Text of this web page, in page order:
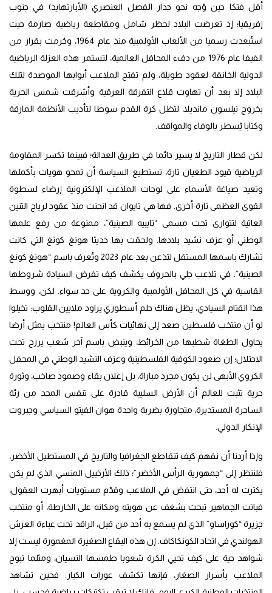
أقل فتكا حين وُجه نحو جدار الفصل العنصري (الأبارتهايد) في جنوب
إفريقيا؛ إذ تعرضت البلاد لحظر شامل ومقاطعة رياضية صارمة حيث
استُبعدت رسميا من الألعاب الأولمبية منذ عام 1964، وحُرمت بقرار من
الفيفا عام 1976 من دفء المحافل العالمية، لتستمر هذه العزلة الرياضية
الدولية الخانقة لعقود طويلة، ولم تفتح الملاعب أبوابها الموصدة لتلك
البلاد إلا بعد أن تهاوت قلاع التفرقة العرقية وأشرقت شمس الحرية
بخروج نيلسون مانديلا، لتظل كرة القدم سوطا لتأديب الأنظمة المارقة
وكتابا يُسطر بالوفاء والمواقف.
لكن قطار التاريخ لا يسير دائما في طريق العدالة؛ فبينما تكسر المقاومة
الرياضية قيود الطغيان تارة، تستطيع السياسة أن تمحو هويات بأكملها
وتعيد صياغة الأسماء على لوحات الملاعب الإلكترونية إرضاء لسطوة
القوى العظمى تارة أخرى. فها هي تايوان قد انحنت منذ عقود لرياح التنين
العاتية لتتوارى تحت مسمى “تايبيه الصينية”، ممنوعة من رفع علمها
الوطني أو عزف نشيد بلادها. ولحقت بها حديثا هونغ كونغ التي كانت
تشارك باسمها المستقل لتذعن بعد عام 2023 وتُعرف باسم “هونغ كونغ
الصينية”. في تلاعب جلي بالحروف يكشف كيف تفرض السيادة شروطها
القاسية في كل المحافل الأولمبية والكروية على حد سواء. لكن، ووسط
هذا القتام السيادي، يظل هناك حلم أسطوري يراود ملايين القلوب: تخيلوا
لو أن منتخب فلسطين صعد إلى نهائيات كأس العالم! منتخب يمثل أرضا
يحاول الطغاة شطبها من الخرائط، وينبض باسم آخر شعب يرزح تحت
الاحتلال؛ إن صعود الكوفية الفلسطينية وعزف النشيد الوطني في المحفل
الكروي الأبهى لن يكون مجرد مباراة، بل إعلان بقاء وصمود صاخب، وثورة
حرية تثبت للعالم أن الأرض السليبة قادرة على تنفس المجد من رئة
الساحرة المستديرة، متجاوزة بضربة واحدة هوان الفيتو السياسي وجبروت
الإنكار الدولي.
وإذا أردنا أن نفهم كيف تتقاطع الجغرافيا والتاريخ في المستطيل الأخضر،
فلننظر إلى “جمهورية الرأس الأخضر”؛ ذلك الأرخبيل المنسي الذي لم يكن
يكترث له أحد، حتى انتفض في الملاعب وقدّم مستويات أبهرت العقول،
فباتت الجماهير تبحث بشغف عن هويته ومكانه على الخارطة، أو منتخب
جزيرة “كوراساو” الذي لم يسمع به أحد من قبل، الراقد تحت عباءة العرش
الهولندي في اتحاد الكونكاكاف. إن هذه البقاع الصغيرة المغمورة ليست إلا
شواهد حية على كيف تحيي الكرة شعوبا طمسها النسيان، ومثلما تبوح
الملاعب بأسرار الصغار، فإنها تكشف عورات الكبار. فحين تشاهد